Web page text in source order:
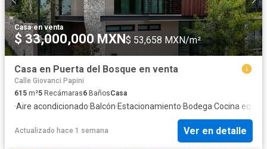
Casa·en venta
$ 33,000,000 MXN $ 53,658 MXN/m²
Casa en Puerta del Bosque en venta
Calle Giovanci Papini
615 m²5 Recámaras6 BañosCasa
·Aire acondicionado·Balcón·Estacionamiento·Bodega·Cocina
Actualizado hace 1 semana Ver en detalle